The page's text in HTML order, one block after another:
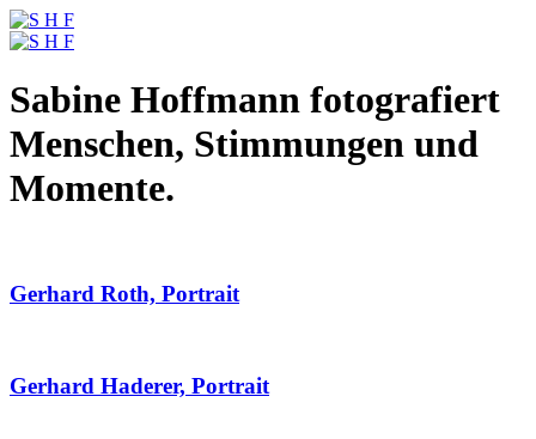
Sabine Hoffmann fotografiert
Menschen, Stimmungen und
Momente.
Gerhard Roth, Portrait
Gerhard Haderer, Portrait